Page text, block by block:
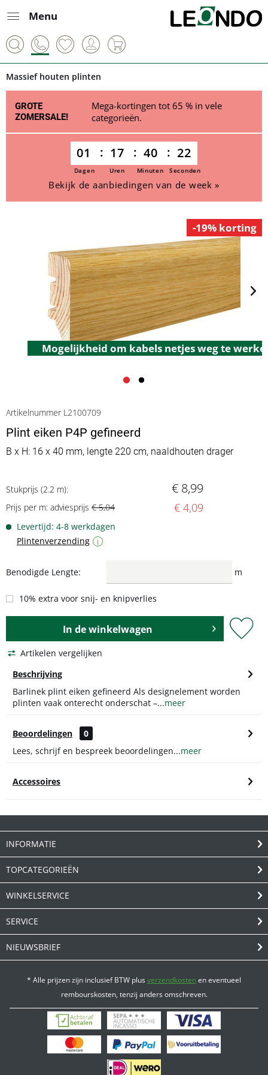
Menu
Massief houten plinten
GROTE
ZOMERSALE!
Mega-kortingen tot 65 % in vele
categorieën.
01 17 40 22
Dagen Uren Minuten Seconden
Bekijk de aanbiedingen van de week »
-19% korting
Mogelijkheid om kabels netjes weg te
Artikelnummer L2100709
Plint eiken P4P gefineerd
B x H: 16 x 40 mm, lengte 220 cm, naaldhouten drager
Stukprijs (2.2 m): € 8,99
Prijs per m: adviesprijs € 5,04 € 4,09
Levertijd: 4-8 werkdagen
Plintenverzending
i
Benodigde Lengte: m
10% extra voor snij- en knipverlies
In dewinkelwagen
Artikelen vergelijken
Beschrijving
Barlinek plint eiken gefineerd Als designelement worden
plinten vaak onterecht onderschat –...meer
Beoordelingen
0
Lees, schrijf en bespreek beoordelingen...meer
Accessoires
INFORMATIE
TOPCATEGORIEËN
WINKELSERVICE
SERVICE
NIEUWSBRIEF
* Alle prijzen zijn inclusief BTW plusverzendkostenen eventueel
rembourskosten, tenzij anders omschreven.